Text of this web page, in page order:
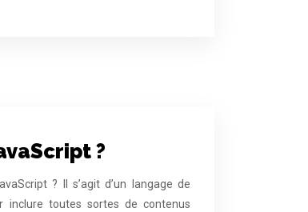
?
? Il s’agit d’un langage de
inclure toutes sortes de contenus